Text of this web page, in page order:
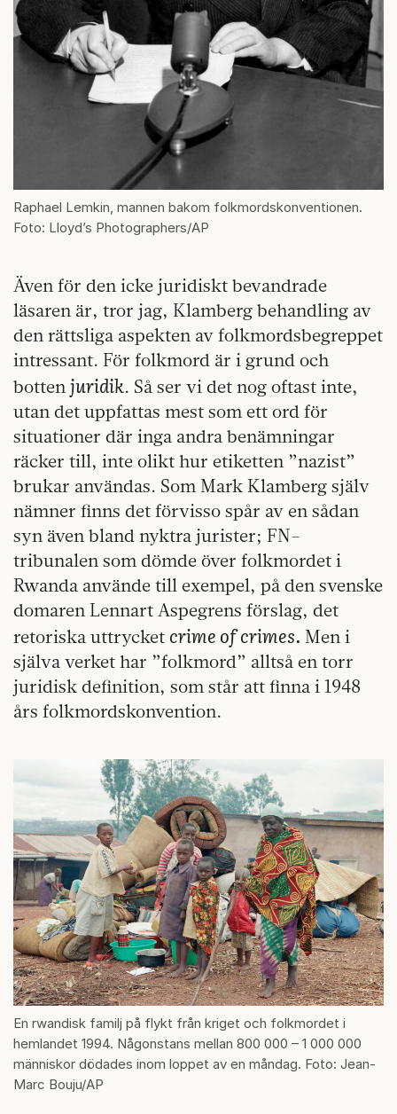
Raphael Lemkin, mannen bakom folkmordskonventionen.
Foto: Lloyd’s Photographers/AP
Även för den icke juridiskt bevandrade
läsaren är, tror jag, Klamberg behandling av
den rättsliga aspekten av folkmordsbegreppet
intressant. För folkmord är i grund och
bottenjuridik. Så ser vi det nog oftast inte,
utan det uppfattas mest som ett ord för
situationer där inga andra benämningar
räcker till, inte olikt hur etiketten ”nazist”
brukar användas. Som Mark Klamberg själv
nämner finns det förvisso spår av en sådan
syn även bland nyktra jurister; FN-
tribunalen som dömde över folkmordet i
Rwanda använde till exempel, på den svenske
domaren Lennart Aspegrens förslag, det
retoriska uttrycket crime of crimes. Men i
själva verket har ”folkmord” alltså en torr
juridisk definition, som står att finna i 1948
års folkmordskonvention.
En rwandisk familj på flykt från kriget och folkmordet i
hemlandet 1994. Någonstans mellan 800 000 – 1 000 000
människor dödades inom loppet av en måndag. Foto: Jean-
Marc Bouju/AP